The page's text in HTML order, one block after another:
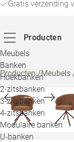
Gratis verzending
Producten
Meubels
Banken
Hoekbanken
2-zitsbanken
3-zitsbanken
4-zitsbanken
Modulaire banken
U-banken
Producten/Meubels